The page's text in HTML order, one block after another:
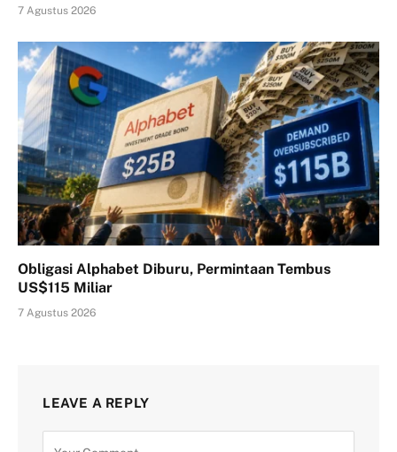
7 Agustus 2026
Obligasi Alphabet Diburu, Permintaan Tembus
US$115 Miliar
7 Agustus 2026
LEAVE A REPLY